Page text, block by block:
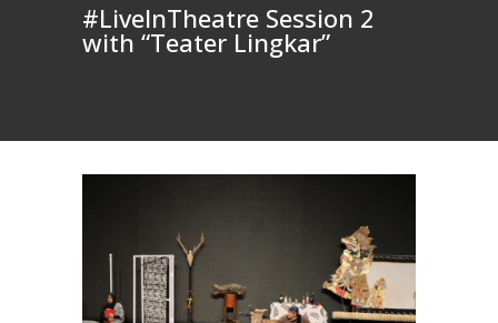
#LiveInTheatre Session 2
with “Teater Lingkar”